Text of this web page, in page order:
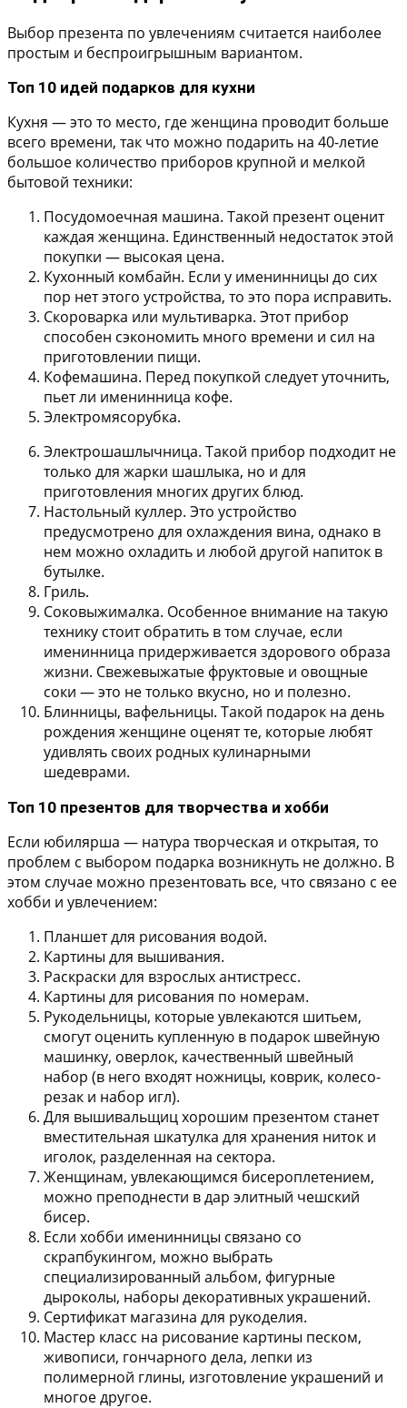
Выбор презента по увлечениям считается наиболее
простым и беспроигрышным вариантом.
Топ 10 идей подарков для кухни
Кухня — это то место, где женщина проводит больше
всего времени, так что можно подарить на 40-летие
большое количество приборов крупной и мелкой
бытовой техники:
Посудомоечная машина. Такой презент оценит
каждая женщина. Единственный недостаток этой
покупки — высокая цена.
Кухонный комбайн. Если у именинницы до сих
пор нет этого устройства, то это пора исправить.
Скороварка или мультиварка. Этот прибор
способен сэкономить много времени и сил на
приготовлении пищи.
Кофемашина. Перед покупкой следует уточнить,
пьет ли именинница кофе.
Электромясорубка.
Электрошашлычница. Такой прибор подходит не
только для жарки шашлыка, но и для
приготовления многих других блюд.
Настольный куллер. Это устройство
предусмотрено для охлаждения вина, однако в
нем можно охладить и любой другой напиток в
бутылке.
Гриль.
Соковыжималка. Особенное внимание на такую
технику стоит обратить в том случае, если
именинница придерживается здорового образа
жизни. Свежевыжатые фруктовые и овощные
соки — это не только вкусно, но и полезно.
Блинницы, вафельницы. Такой подарок на день
рождения женщине оценят те, которые любят
удивлять своих родных кулинарными
шедеврами.
Топ 10 презентов для творчества и хобби
Если юбилярша — натура творческая и открытая, то
проблем с выбором подарка возникнуть не должно. В
этом случае можно презентовать все, что связано с ее
хобби и увлечением:
Планшет для рисования водой.
Картины для вышивания.
Раскраски для взрослых антистресс.
Картины для рисования по номерам.
Рукодельницы, которые увлекаются шитьем,
смогут оценить купленную в подарок швейную
машинку, оверлок, качественный швейный
набор (в него входят ножницы, коврик, колесо-
резак и набор игл).
Для вышивальщиц хорошим презентом станет
вместительная шкатулка для хранения ниток и
иголок, разделенная на сектора.
Женщинам, увлекающимся бисероплетением,
можно преподнести в дар элитный чешский
бисер.
Если хобби именинницы связано со
скрапбукингом, можно выбрать
специализированный альбом, фигурные
дыроколы, наборы декоративных украшений.
Сертификат магазина для рукоделия.
Мастер класс на рисование картины песком,
живописи, гончарного дела, лепки из
полимерной глины, изготовление украшений и
многое другое.